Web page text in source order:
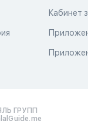
Кабинет
ГРУПП